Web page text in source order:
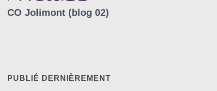
CO Jolimont (blog 02)
PUBLIÉ DERNIÈREMENT